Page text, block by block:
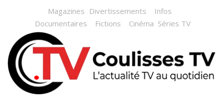
Magazines Divertissements
Infos
Documentaires
Fictions Cinéma Séries TV